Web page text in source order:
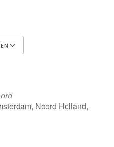
Noord Holland,